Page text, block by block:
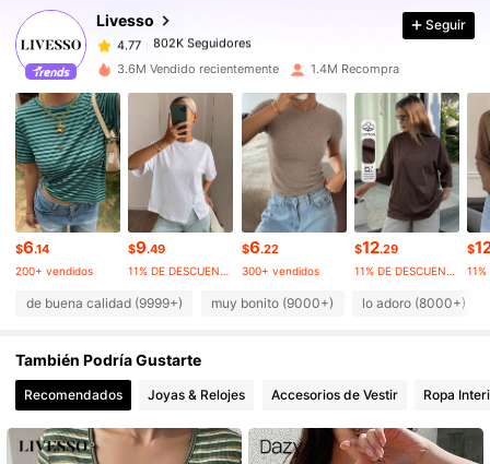
Livesso
4.77
802K Seguidores
e***1 pagó Hace 3 horas
4.77 802K Seguidores
4.77 802K Seguidores
4.77 802K Seguidores
4.77 802K Seguidores
4.77 802K Seguidores
4.77 802K Seguidores
Seguir
3.6M Vendido recientemente 1.4M Recompra
$6.14
200+ vendidos
$9.49
11% DE DESCUENTO
$6.22
300+ vendidos
$12.29
11% DE DESCUENTO
$
de buena calidad (9999+) muy bonito (9000+) lo adoro (8000+)
También Podría Gustarte
Recomendados Joyas & Relojes Accesorios de Vestir Ropa